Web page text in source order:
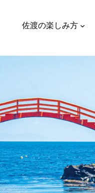
佐渡の楽しみ方